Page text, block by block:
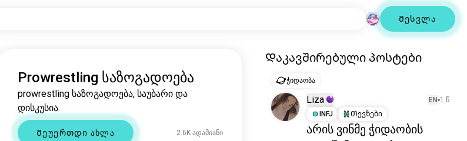
Შესვლა
Prowrestling საზოგადოება
prowrestling საზოგადოება, საუბარი და
დისკუსია.
Შეუერთდი ახლა 2.6K ადამიანი
Დაკავშირებული პოსტები
ჭიდაობა
Liza EN 1 წ
INFJ
Თევზები
არის ვინმე ჭიდაობის